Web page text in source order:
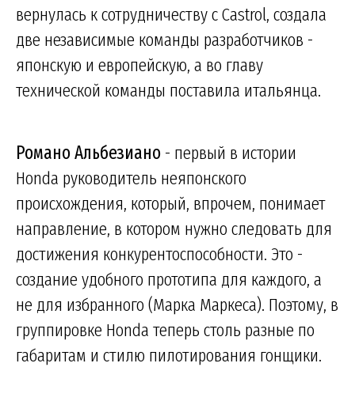
вернулась к сотрудничеству с Castrol, создала
две независимые команды разработчиков -
японскую и европейскую, а во главу
технической команды поставила итальянца.
Романо Альбезиано - первый в истории
Honda руководитель неяпонского
происхождения, который, впрочем, понимает
направление, в котором нужно следовать для
достижения конкурентоспособности. Это -
создание удобного прототипа для каждого, а
не для избранного (Марка Маркеса). Поэтому, в
группировке Honda теперь столь разные по
габаритам и стилю пилотирования гонщики.